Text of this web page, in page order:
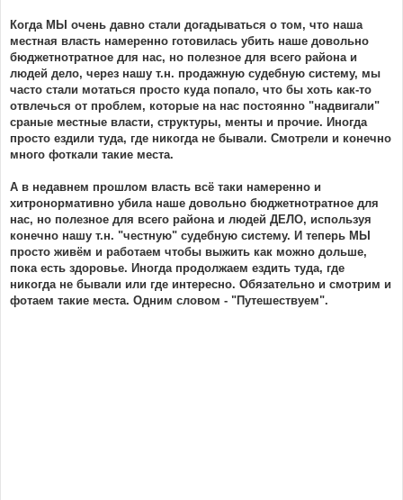
Когда МЫ очень давно стали догадываться о том, что наша
местная власть намеренно готовилась убить наше довольно
бюджетнотратное для нас, но полезное для всего района и
людей дело, через нашу т.н. продажную судебную систему, мы
часто стали мотаться просто куда попало, что бы хоть как-то
отвлечься от проблем, которые на нас постоянно "надвигали"
сраные местные власти, структуры, менты и прочие. Иногда
просто ездили туда, где никогда не бывали. Смотрели и конечно
много фоткали такие места.
А в недавнем прошлом власть всё таки намеренно и
хитронормативно убила наше довольно бюджетнотратное для
нас, но полезное для всего района и людей ДЕЛО, используя
конечно нашу т.н. "честную" судебную систему. И теперь МЫ
просто живём и работаем чтобы выжить как можно дольше,
пока есть здоровье. Иногда продолжаем ездить туда, где
никогда не бывали или где интересно. Обязательно и смотрим и
фотаем такие места. Одним словом - "Путешествуем".